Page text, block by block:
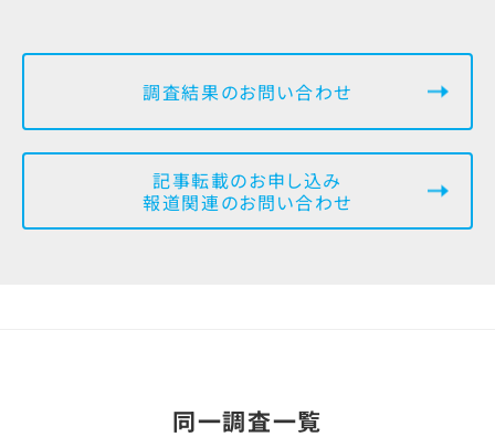
調査結果のお問い合わせ
記事転載のお申し込み
報道関連のお問い合わせ
同一調査一覧